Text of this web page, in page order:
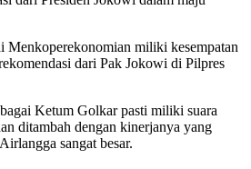
Menkoperekonomian miliki kesempatan
dari Pak Jokowi di Pilpres
Ketum Golkar pasti miliki suara
ditambah dengan kinerjanya yang
sangat besar.